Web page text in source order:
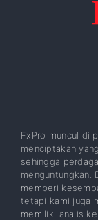
FxPro muncul di
menciptakan
sehingga
menguntungkan.
memberi
tetapi kami juga
memiliki analis